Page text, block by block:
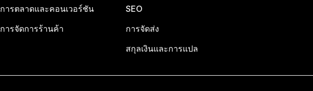
การตลาดและคอนเวอร์ชัน
การจัดการร้านค้า
SEO
การจัดส่ง
สกุลเงินและการแปล